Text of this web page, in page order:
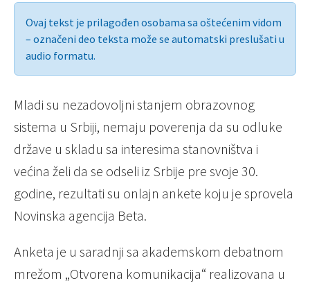
Ovaj tekst je prilagođen osobama sa oštećenim vidom
– označeni deo teksta može se automatski preslušati u
audio formatu.
Mladi su nezadovoljni stanjem obrazovnog
sistema u Srbiji, nemaju poverenja da su odluke
države u skladu sa interesima stanovništva i
većina želi da se odseli iz Srbije pre svoje 30.
godine, rezultati su onlajn ankete koju je sprovela
Novinska agencija Beta.
Anketa je u saradnji sa akademskom debatnom
mrežom „Otvorena komunikacija“ realizovana u